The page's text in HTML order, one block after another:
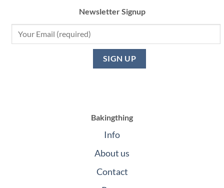
Newsletter Signup
Bakingthing
Info
About us
Contact